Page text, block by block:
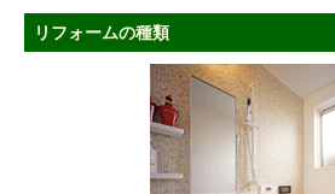
リフォームの種類